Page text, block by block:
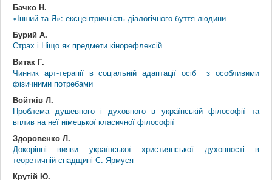
Бачко Н.
«Інший та Я»: ексцентричність діалогічного буття людини
Бурий А.
Страх і Ніщо як предмети кінорефлексій
Витак Г.
Чинник арт-терапії в соціальній адаптації осіб з особливими
фізичними потребами
Войтків Л.
Проблема душевного і духовного в українській філософії та
вплив на неї німецької класичної філософії
Здоровенко Л.
Докорінні вияви української християнської духовності в
теоретичній спадщині С. Ярмуся
Крутій Ю.